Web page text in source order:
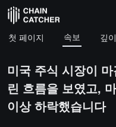
첫 페이지 속보 깊이
미국 주식 시장이
린 흐름을 보였고,
이상 하락했습니다